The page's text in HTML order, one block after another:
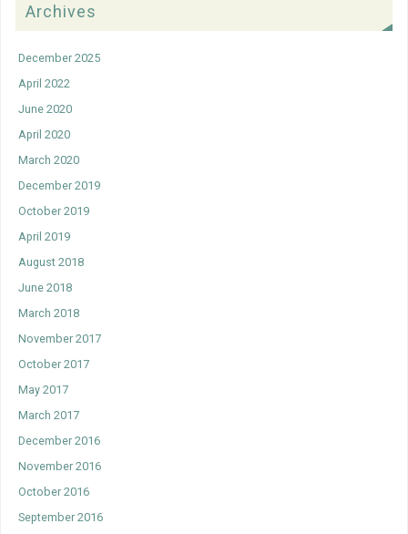
Archives
December 2025
April 2022
June 2020
April 2020
March 2020
December 2019
October 2019
April 2019
August 2018
June 2018
March 2018
November 2017
October 2017
May 2017
March 2017
December 2016
November 2016
October 2016
September 2016